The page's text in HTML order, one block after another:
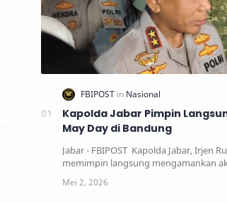
Kapolda Jabar Pimpin
May Day di Bandung
Jabar - FBIPOST Kapolda Jabar, Irjen
memimpin langsung mengamankan